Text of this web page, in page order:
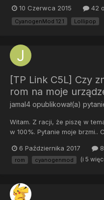
10 Czerwca 2015 42
CyanogenMod 12.1 Lollipop
[TP Link C5L] Czy
rom na moje
jamal4 opublikował(a)
Witam. Z racji, że piszę w
w 100%. Pytanie moje brzmi..
Nie znalazłem w sieci nic na
ten telefon. Powie Mi ktoś,
6 Października 2017
rom cyanogenmod (i 5